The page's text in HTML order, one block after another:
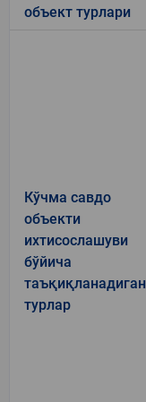
объект турлари
Кўчма савдо
объекти
ихтисослашуви
бўйича
таъқиқланадиган
турлар